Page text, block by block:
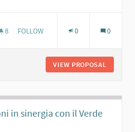
8 8 FOLLOWERS
FOLLOW 0 0
VIEW PROPOSAL
in sinergia con il Verde